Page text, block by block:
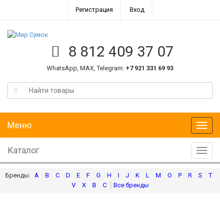
Регистрация Вход
8 812 409 37 07
WhatsApp, MAX, Telegram: +7 921 331 69 93
Меню
Меню
Каталог
A B C D E F G H I J K L M O P R S
T
V
X В С